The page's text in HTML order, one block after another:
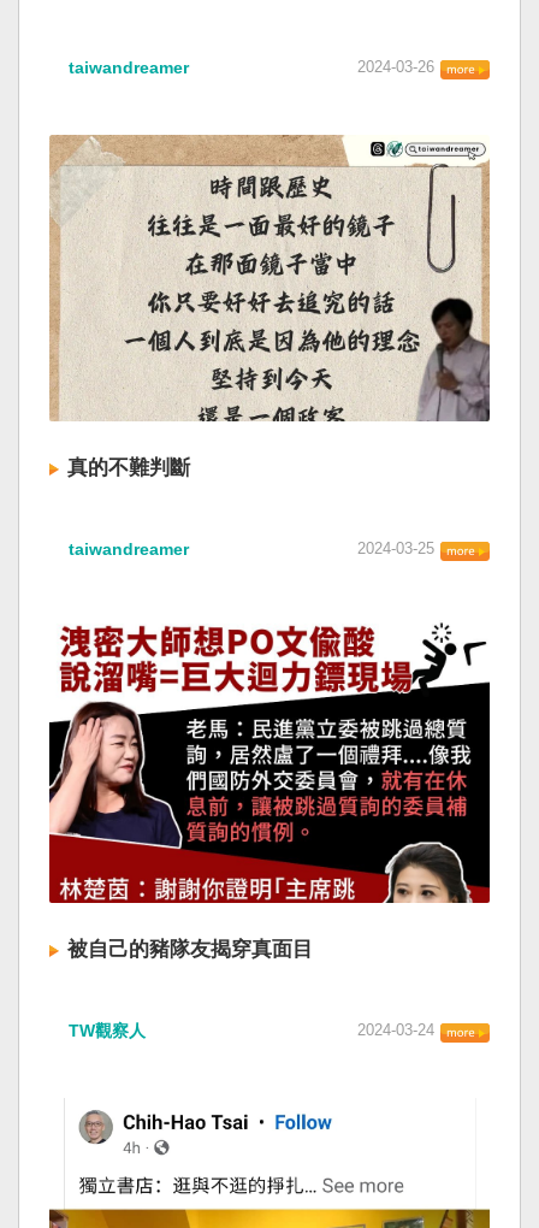
taiwandreamer 2024-03-26
真的不難判斷
taiwandreamer 2024-03-25
被自己的豬隊友揭穿真面目
TW觀察人 2024-03-24